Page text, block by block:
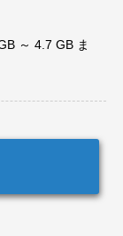
～ 4.7 GB ま